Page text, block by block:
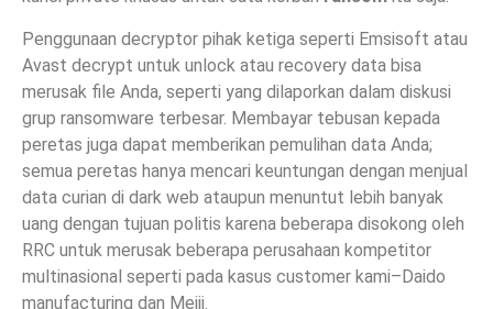
Penggunaan decryptor pihak ketiga seperti Emsisoft atau
Avast decrypt untuk unlock atau recovery data bisa
merusak file Anda, seperti yang dilaporkan dalam diskusi
grup ransomware terbesar. Membayar tebusan kepada
peretas juga dapat memberikan pemulihan data Anda;
semua peretas hanya mencari keuntungan dengan menjual
data curian di dark web ataupun menuntut lebih banyak
uang dengan tujuan politis karena beberapa disokong oleh
RRC untuk merusak beberapa perusahaan kompetitor
multinasional seperti pada kasus customer kami–Daido
manufacturing dan Meiji.